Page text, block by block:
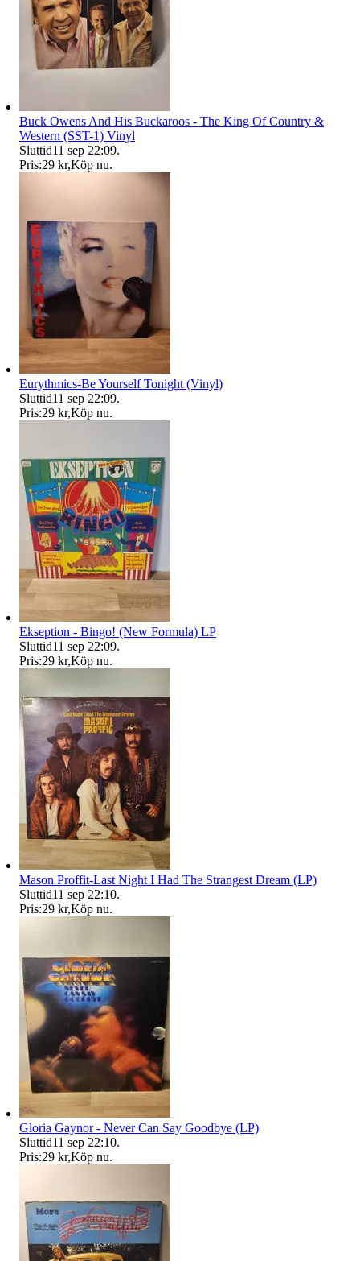
Buck Owens And His Buckaroos - The King Of Country &
Western (SST-1) Vinyl
Sluttid11 sep 22:09.
Pris:29 kr,Köp nu.
Eurythmics-Be Yourself Tonight (Vinyl)
Sluttid11 sep 22:09.
Pris:29 kr,Köp nu.
Ekseption - Bingo! (New Formula) LP
Sluttid11 sep 22:09.
Pris:29 kr,Köp nu.
Mason Proffit-Last Night I Had The Strangest Dream (LP)
Sluttid11 sep 22:10.
Pris:29 kr,Köp nu.
Gloria Gaynor - Never Can Say Goodbye (LP)
Sluttid11 sep 22:10.
Pris:29 kr,Köp nu.